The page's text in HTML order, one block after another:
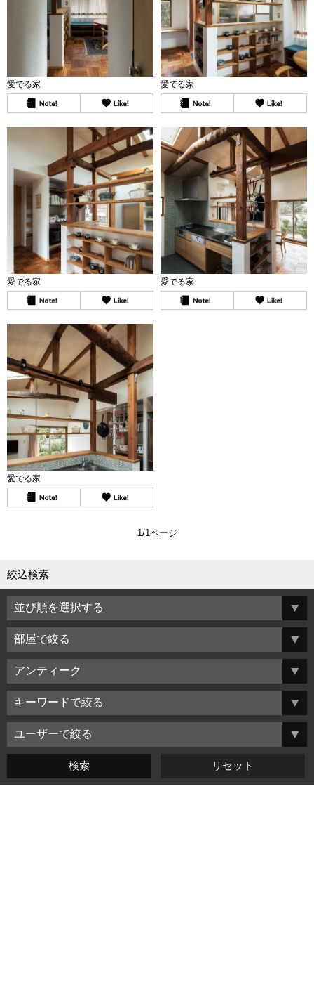
愛でる家 愛でる家
愛でる家 愛でる家
愛でる家
1/1ページ
絞込検索